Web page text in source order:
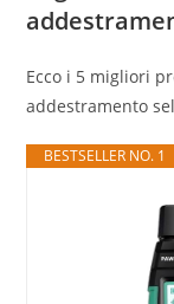
Ecco i 5 migliori
addestramento
BESTSELLER NO. 1